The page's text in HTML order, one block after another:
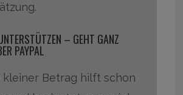
– GEHT GANZ
PAYPAL
kleiner Betrag hilft schon